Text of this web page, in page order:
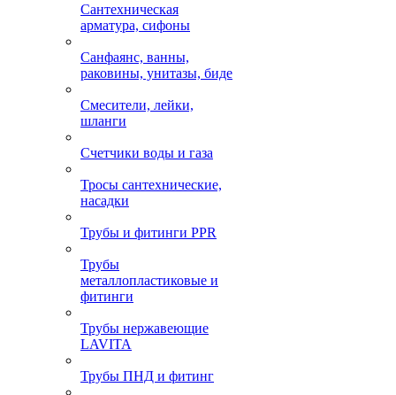
Сантехническая
арматура, сифоны
Санфаянс, ванны,
раковины, унитазы, биде
Смесители, лейки,
шланги
Счетчики воды и газа
Тросы сантехнические,
насадки
Трубы и фитинги PPR
Трубы
металлопластиковые и
фитинги
Трубы нержавеющие
LAVITA
Трубы ПНД и фитинг